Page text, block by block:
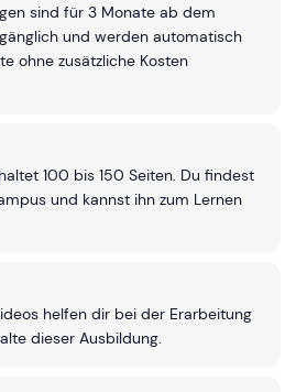
sind für 3 Monate ab dem
und werden automatisch
ohne zusätzliche Kosten
100 bis 150 Seiten. Du findest
und kannst ihn zum Lernen
helfen dir bei der Erarbeitung
dieser Ausbildung.